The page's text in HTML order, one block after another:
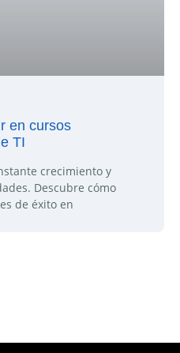
en cursos
TI
crecimiento y
Descubre cómo
de éxito en